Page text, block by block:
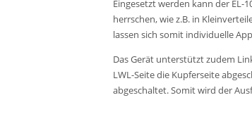
Eingesetzt werden kann der EL-
herrschen, wie z.B. in
lassen sich somit individuelle
Das Gerät unterstützt zudem
LWL-Seite die Kupferseite
abgeschaltet. Somit wird der